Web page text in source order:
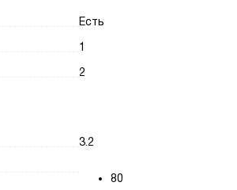
Есть
1
2
3.2
80